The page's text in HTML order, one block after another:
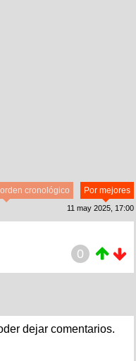
Por mejores
cronológico
11 may 2025, 17:00
0
dejar comentarios.